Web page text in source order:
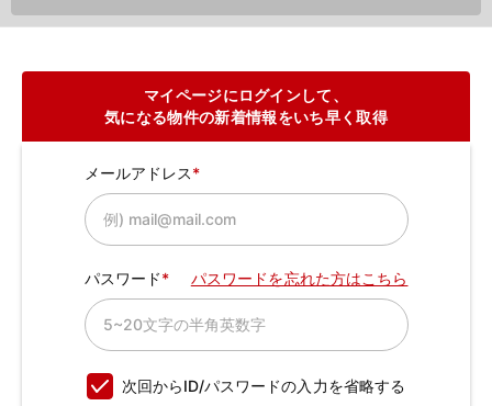
マイページにログインして、
気になる物件の新着情報をいち早く取得
メールアドレス
パスワード パスワードを忘れた方はこちら
次回からID/パスワードの入力を省略する